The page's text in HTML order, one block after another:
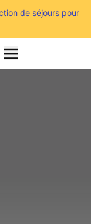
de séjours pour